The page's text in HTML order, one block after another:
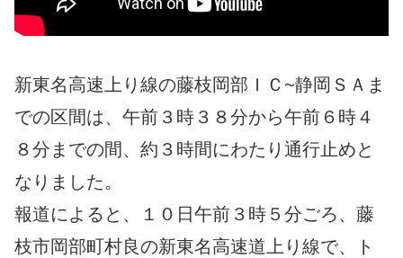
新東名高速上り線の藤枝岡部ＩＣ~静岡ＳＡま
での区間は、午前３時３８分から午前６時４
８分までの間、約３時間にわたり通行止めと
なりました。
報道によると、１０日午前３時５分ごろ、藤
枝市岡部町村良の新東名高速道上り線で、ト